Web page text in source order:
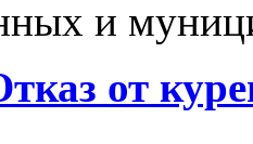
и
от